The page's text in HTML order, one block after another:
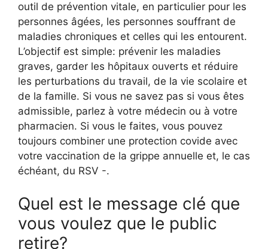
outil de prévention vitale, en particulier pour les
personnes âgées, les personnes souffrant de
maladies chroniques et celles qui les entourent.
L’objectif est simple: prévenir les maladies
graves, garder les hôpitaux ouverts et réduire
les perturbations du travail, de la vie scolaire et
de la famille. Si vous ne savez pas si vous êtes
admissible, parlez à votre médecin ou à votre
pharmacien. Si vous le faites, vous pouvez
toujours combiner une protection covide avec
votre vaccination de la grippe annuelle et, le cas
échéant, du RSV -.
Quel est le message clé que
vous voulez que le public
retire?